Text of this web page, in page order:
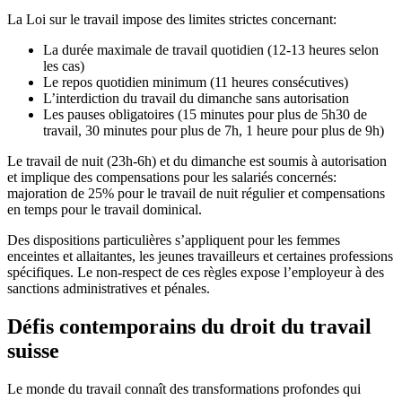
La Loi sur le travail impose des limites strictes concernant:
La durée maximale de travail quotidien (12-13 heures selon
les cas)
Le repos quotidien minimum (11 heures consécutives)
L’interdiction du travail du dimanche sans autorisation
Les pauses obligatoires (15 minutes pour plus de 5h30 de
travail, 30 minutes pour plus de 7h, 1 heure pour plus de 9h)
Le travail de nuit (23h-6h) et du dimanche est soumis à autorisation
et implique des compensations pour les salariés concernés:
majoration de 25% pour le travail de nuit régulier et compensations
en temps pour le travail dominical.
Des dispositions particulières s’appliquent pour les femmes
enceintes et allaitantes, les jeunes travailleurs et certaines professions
spécifiques. Le non-respect de ces règles expose l’employeur à des
sanctions administratives et pénales.
Défis contemporains du droit du travail
suisse
Le monde du travail connaît des transformations profondes qui